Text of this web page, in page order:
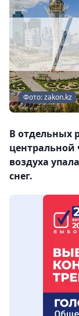
Фото: zakon.kz
В отдельных
центральной
воздуха
снег.